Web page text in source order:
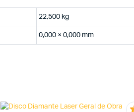
22,500 kg
0,000 × 0,000 mm